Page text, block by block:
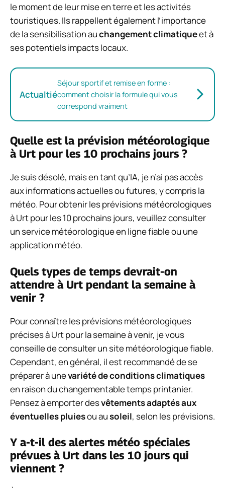
le moment de leur mise en terre et les activités
touristiques. Ils rappellent également l’importance
de la sensibilisation auchangement climatiqueet à
ses potentiels impacts locaux.
Actualtié
Séjour sportif et remise en forme :
comment choisir la formule qui vous
correspond vraiment
Quelle est la prévision météorologique
à Urt pour les 10 prochains jours ?
Je suis désolé, mais en tant qu’IA, je n’ai pas accès
aux informations actuelles ou futures, y compris la
météo. Pour obtenir les prévisions météorologiques
à Urt pour les 10 prochains jours, veuillez consulter
un service météorologique en ligne fiable ou une
application météo.
Quels types de temps devrait-on
attendre à Urt pendant la semaine à
venir ?
Pour connaître les prévisions météorologiques
précises à Urt pour la semaine à venir, je vous
conseille de consulter un site météorologique fiable.
Cependant, en général, il est recommandé de se
préparer à unevariété de conditions climatiques
en raison du changementable temps printanier.
Pensez à emporter desvêtements adaptés aux
éventuelles pluiesou ausoleil, selon les prévisions.
Y a-t-il des alertes météo spéciales
prévues à Urt dans les 10 jours qui
viennent ?